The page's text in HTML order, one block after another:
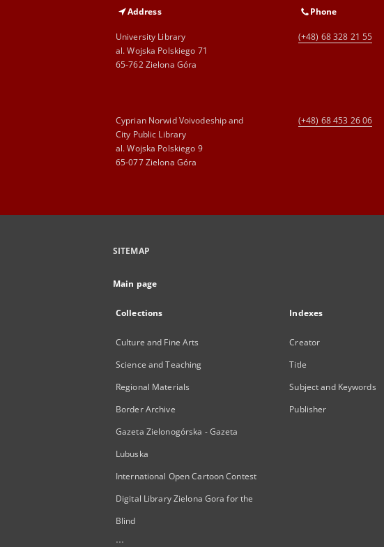
Address
University Library
al. Wojska Polskiego 71
65-762 Zielona Góra
Phone
(+48) 68 328 21 55
Cyprian Norwid Voivodeship and
City Public Library
al. Wojska Polskiego 9
65-077 Zielona Góra
(+48) 68 453 26 06
SITEMAP
Main page
Collections
Culture and Fine Arts
Science and Teaching
Regional Materials
Border Archive
Gazeta Zielonogórska - Gazeta
Lubuska
International Open Cartoon Contest
Digital Library Zielona Gora for the
Blind
...
Indexes
Creator
Title
Subject and Keywords
Publisher